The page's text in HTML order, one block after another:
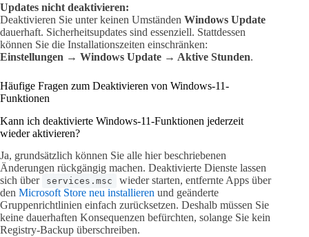
Updates nicht deaktivieren:
Deaktivieren Sie unter keinen Umständen Windows Update
dauerhaft. Sicherheitsupdates sind essenziell. Stattdessen
können Sie die Installationszeiten einschränken:
Einstellungen → Windows Update → Aktive Stunden.
Häufige Fragen zum Deaktivieren von Windows-11-
Funktionen
Kann ich deaktivierte Windows-11-Funktionen jederzeit
wieder aktivieren?
Ja, grundsätzlich können Sie alle hier beschriebenen
Änderungen rückgängig machen. Deaktivierte Dienste lassen
sich über
services.msc
wieder starten, entfernte Apps über
den Microsoft Store neu installieren und geänderte
Gruppenrichtlinien einfach zurücksetzen. Deshalb müssen Sie
keine dauerhaften Konsequenzen befürchten, solange Sie kein
Registry-Backup überschreiben.